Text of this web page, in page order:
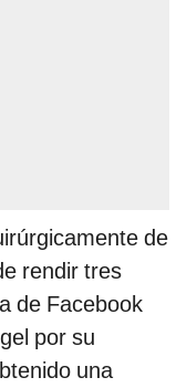
de
rendir tres
de Facebook
por su
una